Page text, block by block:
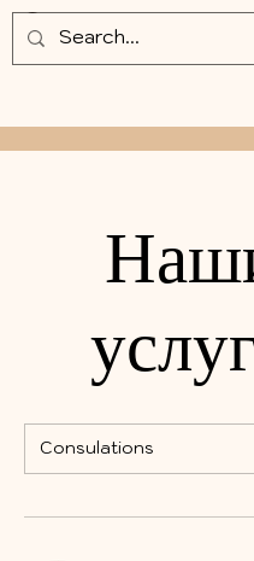
Consulations